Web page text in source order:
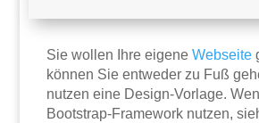
Sie wollen Ihre eigeneWebseite
können Sie entweder zu Fuß
nutzen eine Design-Vorlage.
Bootstrap-Framework nutzen,